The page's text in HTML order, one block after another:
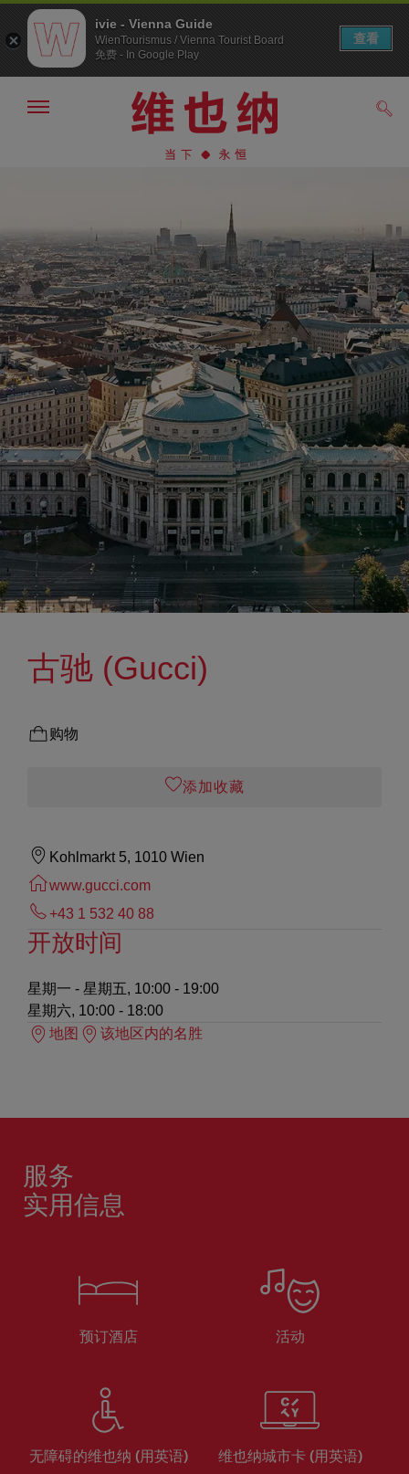
显
古驰 (Gucci)
购物
添加收藏
Kohlmarkt 5, 1010 Wien
www.gucci.com
+43 1 532 40 88
开放时间
星期一 - 星期五, 10:00 - 19:00
星期六, 10:00 - 18:00
地图
该地区内的名胜
服务
实用信息
预订酒店 活动
无障碍的维也纳 (用英语) 维也纳城市卡 (用英语)
ivie - Vienna Guide
WienTourismus / Vienna Tourist Board
免费 - In Google Play
查看